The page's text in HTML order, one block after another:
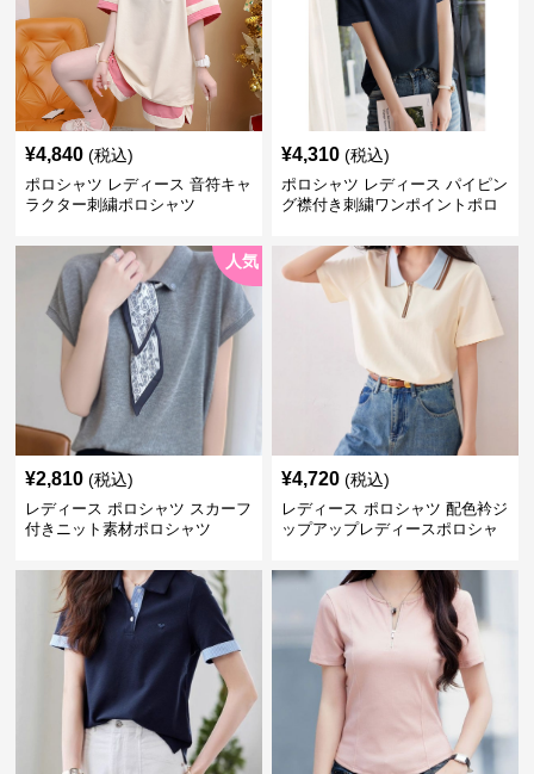
¥4,840 (税込)
ポロシャツ レディース 音符キャ
ラクター刺繍ポロシャツ
¥4,310 (税込)
ポロシャツ レディース パイピン
グ襟付き刺繍ワンポイントポロ
人気
¥2,810 (税込)
レディース ポロシャツ スカーフ
付きニット素材ポロシャツ
¥4,720 (税込)
レディース ポロシャツ 配色衿ジ
ップアップレディースポロシャ